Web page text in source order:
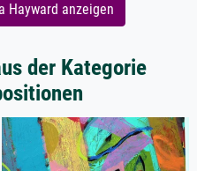
Hayward anzeigen
der Kategorie